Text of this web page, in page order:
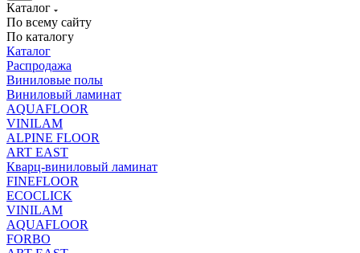
Каталог
По всему сайту
По каталогу
Каталог
Распродажа
Виниловые полы
Виниловый ламинат
AQUAFLOOR
VINILAM
ALPINE FLOOR
ART EAST
Кварц-виниловый ламинат
FINEFLOOR
ECOCLICK
VINILAM
AQUAFLOOR
FORBO